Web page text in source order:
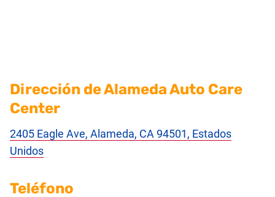
Dirección de Alameda Auto Care
Center
2405 Eagle Ave, Alameda, CA 94501, Estados
Unidos
Teléfono